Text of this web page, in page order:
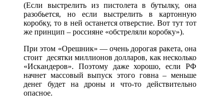
(Если выстрелить из пистолета в бутылку, она
разобьется, но если выстрелить в картонную
коробку, то в ней останется отверстие. Вот тут тот
же принцип – россияне «обстреляли коробку»).
При этом «Орешник» — очень дорогая ракета, она
стоит десятки миллионов долларов, как несколько
«Искандеров». Поэтому даже хорошо, если РФ
начнет массовый выпуск этого говна – меньше
денег будет на дроны и что-то действительно
опасное.